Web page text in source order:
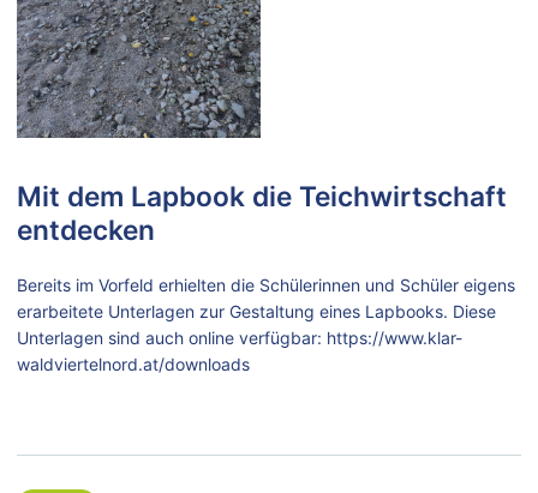
Mit dem Lapbook die Teichwirtschaft
entdecken
Bereits im Vorfeld erhielten die Schülerinnen und Schüler eigens
erarbeitete Unterlagen zur Gestaltung eines Lapbooks. Diese
Unterlagen sind auch online verfügbar: https://www.klar-
waldviertelnord.at/downloads